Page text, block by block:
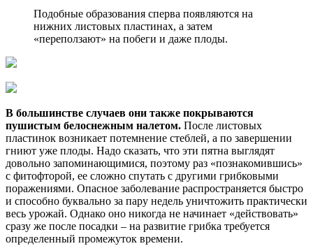
Подобные образования сперва появляются на
нижних листовых пластинах, а затем
«переползают» на побеги и даже плоды.
В большинстве случаев они также покрываются
пушистым белоснежным налетом. После листовых
пластинок возникает потемнение стеблей, а по завершении
гниют уже плоды. Надо сказать, что эти пятна выглядят
довольно запоминающимися, поэтому раз «познакомившись»
с фитофторой, ее сложно спутать с другими грибковыми
поражениями. Опасное заболевание распространяется быстро
и способно буквально за пару недель уничтожить практически
весь урожай. Однако оно никогда не начинает «действовать»
сразу же после посадки – на развитие грибка требуется
определенный промежуток времени.